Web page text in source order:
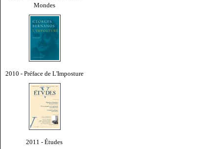
Mondes
2010 - Préface de L'Imposture
2011 - Études